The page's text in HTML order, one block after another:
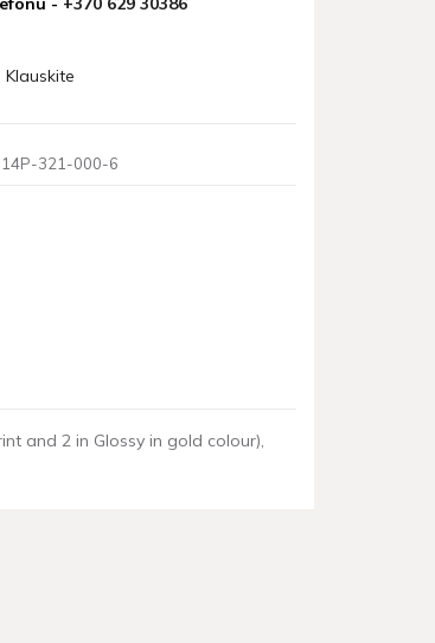
Klauskite
321-000-6
and 2 in Glossy in gold colour),